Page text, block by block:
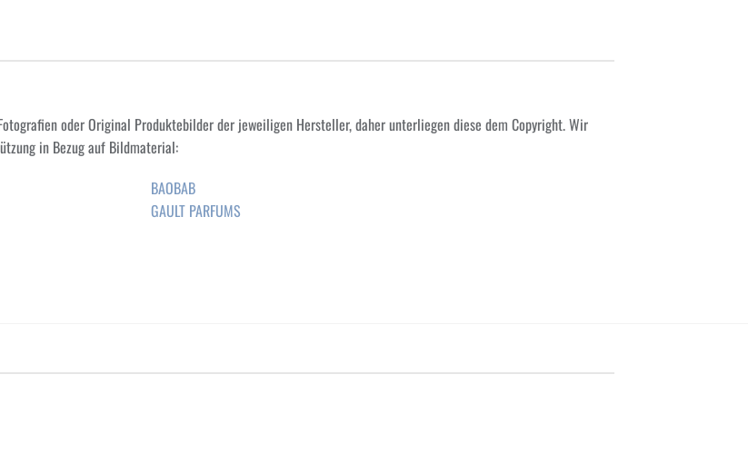
oder Original Produktebilder der jeweiligen Hersteller, daher unterliegen diese dem Copyright. Wir
in Bezug auf Bildmaterial:
BAOBAB
GAULT PARFUMS